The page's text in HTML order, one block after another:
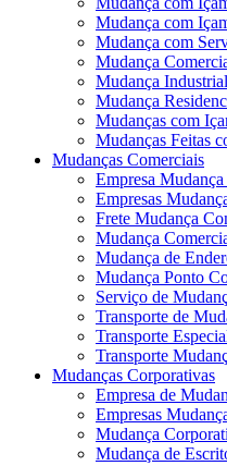
Mudança com
Mudança com
Mudança
Mudança
Mudança
Mudanças com
Mudanças Feitas
Mudanças Comerciais
Empresa
Empresas
Frete Mudança
Mudança
Mudança de
Mudança Ponto
Serviço de
Transporte de
Transporte
Transporte
Mudanças Corporativas
Empresa de
Empresas
Mudança
Mudança de